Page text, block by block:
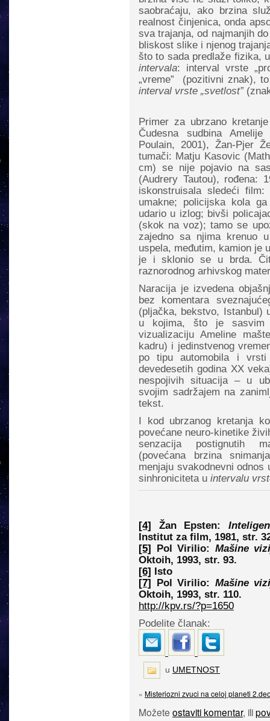
saobraćaju, ako brzina
realnost činjenica, onda
sva trajanja, od najmanjih
bliskost slike i njenog
što to sada predlaže fizika,
intervala: interval vrste
„vreme” (pozitivni znak),
interval vrste „svetlost”
Primer za ubrzano
Čudesna sudbina
Poulain, 2001), Žan-Pjer
tumači: Matju Kasovic
cm) se nije pojavio na
(Audrery Tautou), rođena:
iskonstruisala sledeći
umakne; policijska kola
udario u izlog; bivši
(skok na voz); tamo se
zajedno sa njima krenuo
uspela, međutim, kamion je
je i sklonio se u brda.
raznorodnog arhivskog
Naracija je izvedena
bez komentara
(pljačka, bekstvo, Istanbul)
u kojima, što je sasvim
vizualizaciju Ameline
kadru) i jedinstvenog
po tipu automobila i
devedesetih godina XX
nespojivih situacija – u
svojim sadržajem na
tekst.
I kod ubrzanog kretanja
povećane neuro-kinetike
senzacija postignutih
(povećana brzina
menjaju svakodnevni
sinhroniciteta u intervalu
[4] Žan Epsten:
Institut za film, 1981, str.
[5] Pol Virilio: Mašine
Oktoih, 1993, str. 93.
[6] Isto
[7] Pol Virilio: Mašine
Oktoih, 1993, str. 110.
http://kpv.rs/?p=1650
Podelite članak:
u UMETNOST
« Misteriozni zvuci na celoj planeti
Možete ostaviti komentar, ili